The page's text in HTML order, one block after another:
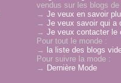
vendus sur les blogs
→Je veux en savoir
→Je veux savoir qui a
→Je veux contacter le
Pour tout le monde :
→
la liste des blogs
Pour suivre la mode :
→ Dernière Mode